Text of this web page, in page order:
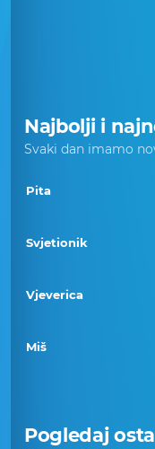
Najbolji i
Svaki dan imamo
Pita
Svjetionik
Vjeverica
Miš
Pogledaj